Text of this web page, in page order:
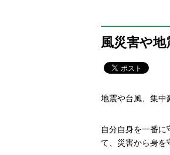
風災害や地
地震や台風、集中
自分自身を一番
て、災害から身を